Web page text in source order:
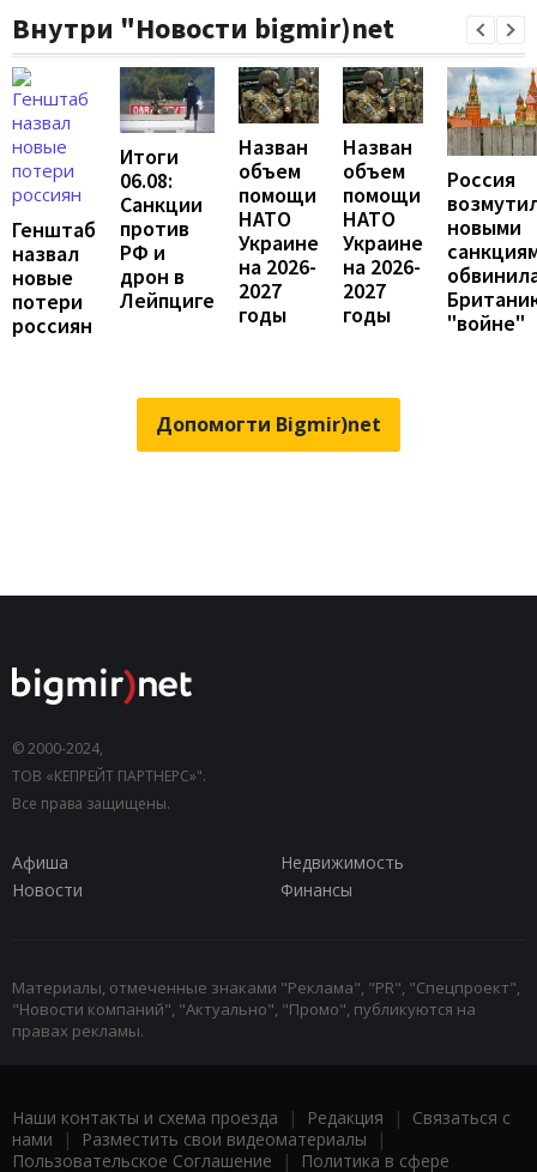
Внутри "Новости bigmir)net
Генштаб
назвал
новые
потери
россиян
Итоги
06.08:
Санкции
против
РФ и
дрон в
Лейпциге
Назван
объем
помощи
НАТО
Украине
на 2026-
2027
годы
Назван
объем
помощи
НАТО
Украине
на 2026-
2027
годы
Россия
новыми
"войне"
Допомогти Bigmir)net
© 2000-2024,
ТОВ «КЕПРЕЙТ ПАРТНЕРС»".
Все права защищены.
Афиша
Недвижимость
Новости
Финансы
Материалы, отмеченные знаками "Реклама", "PR", "Спецпроект",
"Новости компаний", "Актуально", "Промо", публикуются на
правах рекламы.
Наши контакты и схема проезда | Редакция | Связаться с
нами | Разместить свои видеоматериалы |
Пользовательское Соглашение |
Политика в сфере